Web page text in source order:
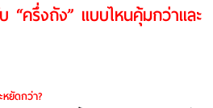
“ครึ่งถัง” แบบไหนคุ้มกว่าและ
ยัดกว่า?